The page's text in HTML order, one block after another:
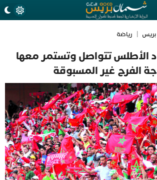
رياضة
الأطلس تتواصل وتستمر معها
الفرح غير المسبوقة